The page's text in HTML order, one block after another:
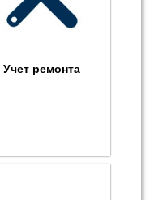
Учет ремонта